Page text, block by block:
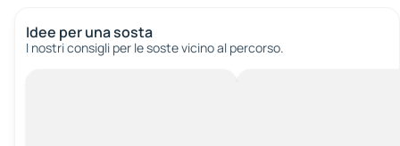
Idee per una sosta
I nostri consigli per le soste vicino al percorso.